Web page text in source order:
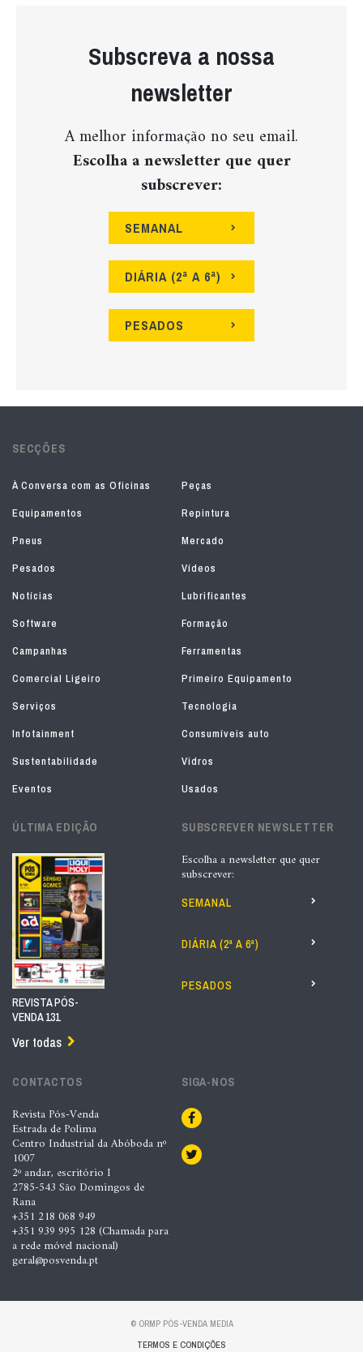
Subscreva a nossa
newsletter
A melhor informação no seu email.
Escolha a newsletter que quer
subscrever:
SEMANAL
DIÁRIA (2ª A 6ª)
PESADOS
SECÇÕES
À Conversa com as Oficinas
Peças
Equipamentos
Repintura
Pneus
Mercado
Pesados
Vídeos
Notícias
Lubrificantes
Software
Formação
Campanhas
Ferramentas
Comercial Ligeiro
Primeiro Equipamento
Serviços
Tecnologia
Infotainment
Consumíveis auto
Sustentabilidade
Vidros
Eventos
Usados
ÚLTIMA EDIÇÃO
REVISTA PÓS-
VENDA 131
Ver todas
SUBSCREVER NEWSLETTER
Escolha a newsletter que quer
subscrever:
SEMANAL
DIÁRIA (2ª A 6ª)
PESADOS
CONTACTOS
Revista Pós-Venda
Estrada de Polima
Centro Industrial da Abóboda nº
1007
2º andar, escritório I
2785-543 São Domingos de
Rana
+351 218 068 949
+351 939 995 128 (Chamada para
a rede móvel nacional)
geral@posvenda.pt
SIGA-NOS
© ORMP PÓS-VENDA MEDIA
TERMOS E CONDIÇÕES